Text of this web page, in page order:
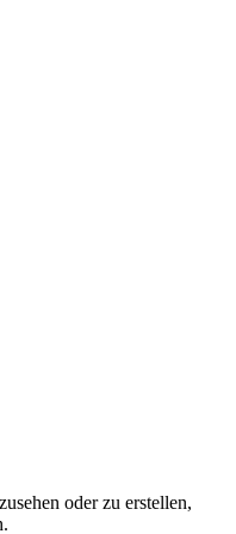
oder zu erstellen,